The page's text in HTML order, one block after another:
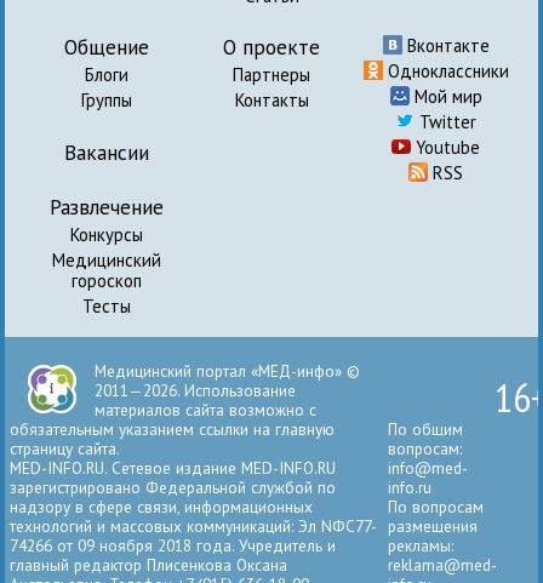
Общение
Блоги
Группы
Вакансии
Развлечение
Конкурсы
Медицинский
гороскоп
Тесты
О проекте
Партнеры
Контакты
Вконтакте
Одноклассники
Мой мир
Twitter
Youtube
RSS
Медицинский портал «МЕД-инфо» ©
2011—2026. Использование
материалов сайта возможно с
обязательным указанием ссылки на главную
страницу сайта.
MED-INFO.RU. Сетевое издание MED-INFO.RU
зарегистрировано Федеральной службой по
надзору в сфере связи, информационных
технологий и массовых коммуникаций: Эл NФС77-
74266 от 09 ноября 2018 года. Учредитель и
главный редактор Плисенкова Оксана
По общим
вопросам:
info@med-
info.ru
По вопросам
размещения
рекламы:
reklama@med-